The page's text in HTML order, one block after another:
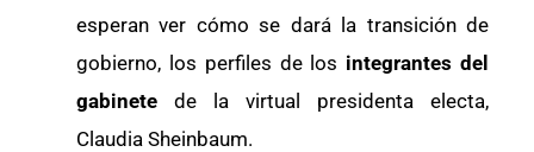
esperan ver cómo se dará la transición de
gobierno, los perfiles de los integrantes del
gabinete de la virtual presidenta electa,
Claudia Sheinbaum.